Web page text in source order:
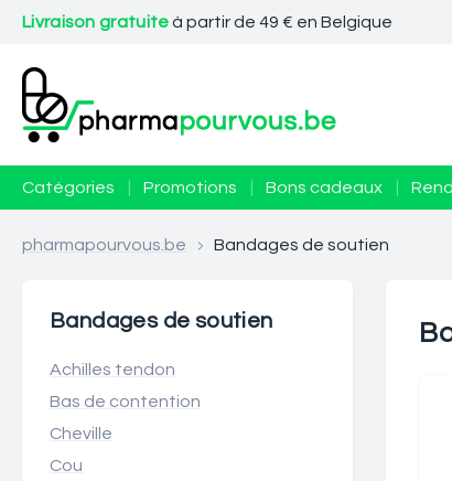
Livraison gratuiteà partir de 49 € en Belgique
Catégories Promotions Bons cadeaux
pharmapourvous.be > Bandages de soutien
Bandages de soutien
Achilles tendon
Bas de contention
Cheville
Cou